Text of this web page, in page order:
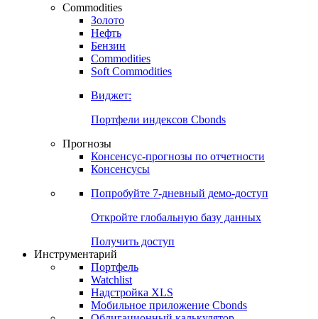
Commodities
Золото
Нефть
Бензин
Commodities
Soft Commodities
Виджет:
Портфели индексов Cbonds
Прогнозы
Консенсус-прогнозы по отчетности
Консенсусы
Попробуйте 7-дневный демо-доступ
Откройте глобальную базу данных
Получить доступ
Инструментарий
Портфель
Watchlist
Надстройка XLS
Мобильное приложение Cbonds